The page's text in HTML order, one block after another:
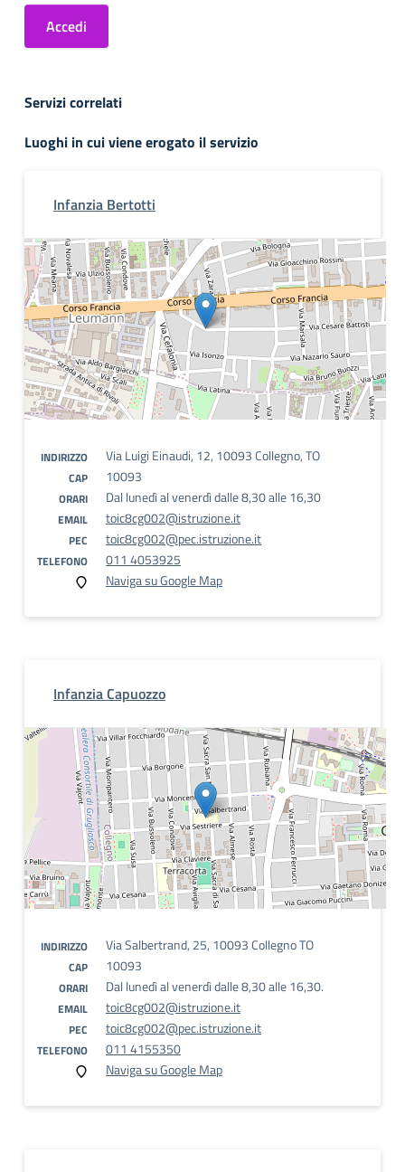
Accedi
Servizi correlati
Luoghi in cui viene erogato il servizio
Infanzia Bertotti
INDIRIZZO Via Luigi Einaudi, 12, 10093 Collegno, TO
CAP 10093
ORARI Dal lunedì al venerdì dalle 8,30 alle 16,30
EMAIL toic8cg002@istruzione.it
PEC toic8cg002@pec.istruzione.it
TELEFONO
011 4053925
Naviga su Google Map
Infanzia Capuozzo
INDIRIZZO Via Salbertrand, 25, 10093 Collegno TO
CAP 10093
ORARI Dal lunedì al venerdì dalle 8,30 alle 16,30.
EMAIL toic8cg002@istruzione.it
PEC toic8cg002@pec.istruzione.it
TELEFONO
011 4155350
Naviga su Google Map